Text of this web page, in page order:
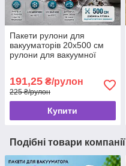
Пакети рулони для
вакууматорів 20х500 см
рулони для вакуумної
191,25 ₴/рулон
225 ₴/рулон
Купити
Подібні товари компанії